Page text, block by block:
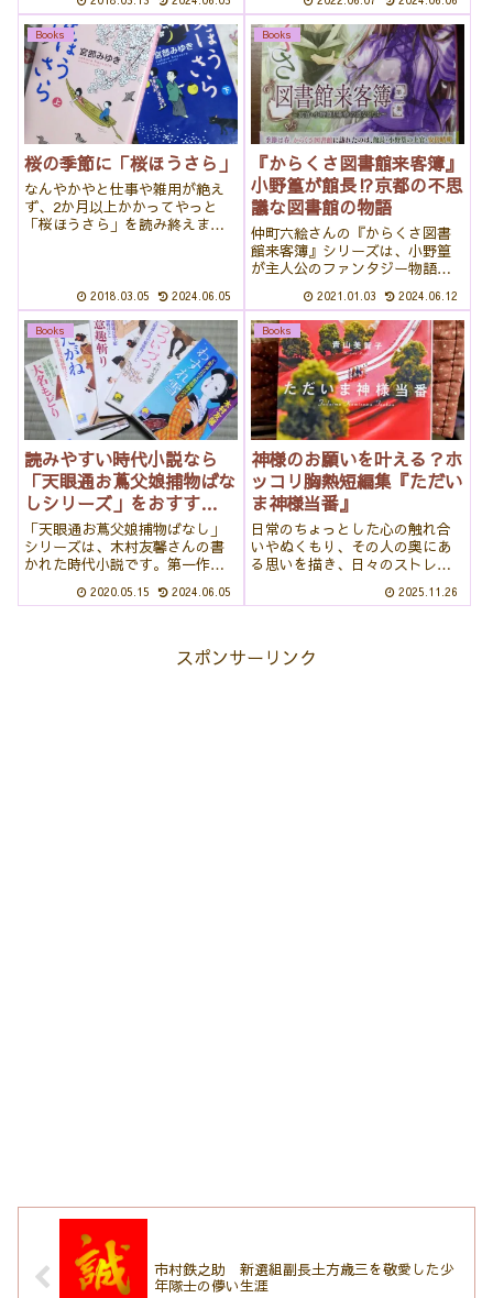
時間を作って書いています。２
０１６年第１５回『このミステ
リーがすごい！』大賞の優秀賞
に選ばれた作品です。「京の縁
結び 縁見屋の娘...
ードー』。この喫茶店には、頑
張っている毎日からちょっとば
かり逃げ出したくなったお客さ
んが、ふらりと訪れる。目まぐ
るしく変わる世...
Books
桜の季節に「桜ほうさら」
なんやかやと仕事や雑用が絶え
ず、2か月以上かかってやっと
「桜ほうさら」を読み終えまし
さら」は以前NHKの正月時代劇
で放映され、貫地谷しほりさん
の切り髪姿が印...
2018.03.05 2024.06.05
Books
『からくさ図書館来客簿』
小野篁が館長⁉京都の不思
議な図書館の物語
仲町六絵さんの『からくさ図書
館来客簿』シリーズは、小野篁
が主人公のファンタジー物語で
なぜ図書館に？優しくて不思議
な世界の魅力をあなたに紹介し
ます。小野篁に興味のある方、
ファンタジーミステリーが好き
な方、京都の不思...
2021.01.03 2024.06.12
Books
読みやすい時代小説なら
「天眼通お蔦父娘捕物ばな
しシリーズ」をおすす
め!
「天眼通お蔦父娘捕物ばなし」
シリーズは、木村友馨さんの書
かれた時代小説です。第一作目
ビュー作ですが、とても処女作
なくハードルが高いと思ってい
2020.05.15 2024.06.05
Books
神様のお願いを叶える？ホ
ッコリ胸熱短編集『ただい
ま神様当番』
日常のちょっとした心の触れ合
いやぬくもり、その人の奥にあ
る思いを描き、日々のストレス
つもそんな世界を見せてくれる
ょっと変わった神様と、理想と
現実のはざまで...
2025.11.26
スポンサーリンク
市村鉄之助 新選組副長土方歳三を敬愛した少
年隊士の儚い生涯